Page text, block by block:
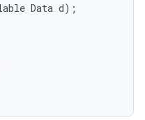
Data d);